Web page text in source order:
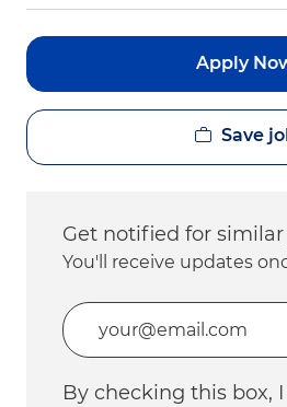
Apply
Save
Get notified for
You'll receive updates
Enter Email address
By checking this box,